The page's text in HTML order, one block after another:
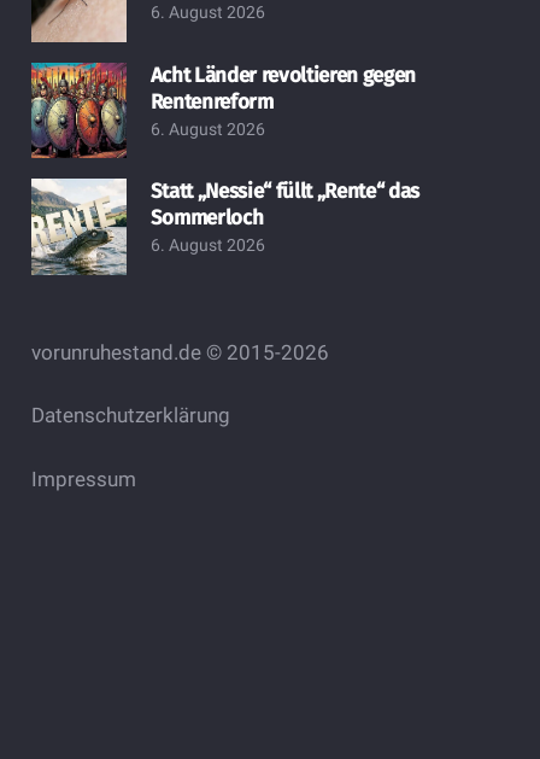
6. August 2026
Acht Länder revoltieren gegen
Rentenreform
6. August 2026
Statt „Nessie“ füllt „Rente“ das
Sommerloch
6. August 2026
vorunruhestand.de © 2015-2026
Datenschutzerklärung
Impressum